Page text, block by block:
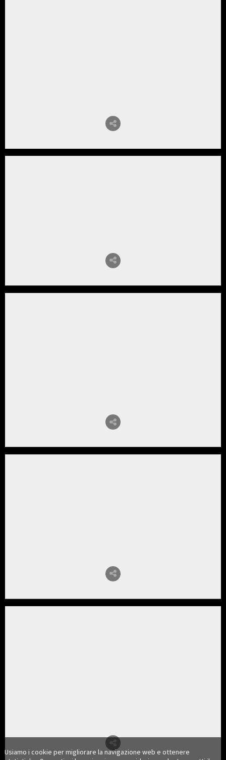
Usiamo i cookie per migliorare la navigazione web e ottenere